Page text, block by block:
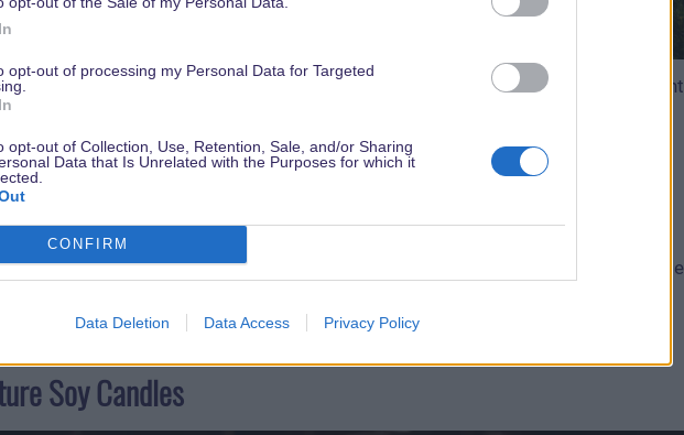
opt-out of processing my Personal Data for Targeted
opt-out of Collection, Use, Retention, Sale, and/or Sharing
Data that Is Unrelated with the Purposes for which it
CONFIRM
Data Deletion Data Access Privacy Policy
wird neben interaktiven Spielen, einen Retail Shop und ein Restaurant
noch neues aus Disney Springs?
hat sich so einiges in Disney Springs getan. Es gibt vier neue Shops, die
Soy Candles